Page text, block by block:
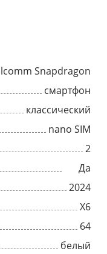
Snapdragon
смартфон
классический
nano SIM
2
Да
2024
X6
64
белый